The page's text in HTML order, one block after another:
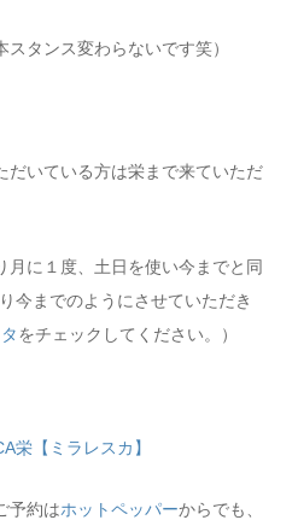
スタンス変わらないです笑）
だいている方は栄まで来ていただ
月に１度、土日を使い今までと同
今までのようにさせていただき
をチェックしてください。）
栄【ミラレスカ】
予約はホットペッパーからでも、